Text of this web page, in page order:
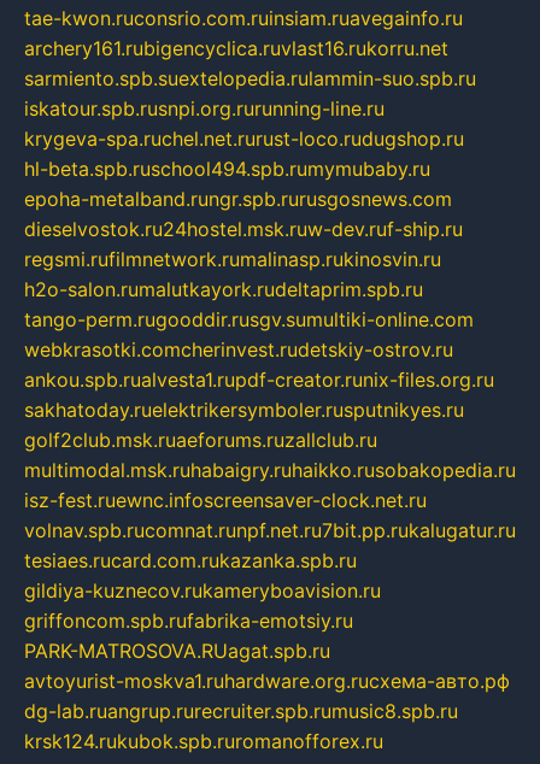
tae-kwon.ruconsrio.com.ruinsiam.ruavegainfo.ru
archery161.rubigencyclica.ruvlast16.rukorru.net
sarmiento.spb.suextelopedia.rulammin-suo.spb.ru
iskatour.spb.rusnpi.org.rurunning-line.ru
krygeva-spa.ruchel.net.rurust-loco.rudugshop.ru
hl-beta.spb.ruschool494.spb.rumymubaby.ru
epoha-metalband.rungr.spb.rurusgosnews.com
dieselvostok.ru24hostel.msk.ruw-dev.ruf-ship.ru
regsmi.rufilmnetwork.rumalinasp.rukinosvin.ru
h2o-salon.rumalutkayork.rudeltaprim.spb.ru
tango-perm.rugooddir.rusgv.sumultiki-online.com
webkrasotki.comcherinvest.rudetskiy-ostrov.ru
ankou.spb.rualvesta1.rupdf-creator.runix-files.org.ru
sakhatoday.ruelektrikersymboler.rusputnikyes.ru
golf2club.msk.ruaeforums.ruzallclub.ru
multimodal.msk.ruhabaigry.ruhaikko.rusobakopedia.ru
isz-fest.ruewnc.infoscreensaver-clock.net.ru
volnav.spb.rucomnat.runpf.net.ru7bit.pp.rukalugatur.ru
tesiaes.rucard.com.rukazanka.spb.ru
gildiya-kuznecov.rukameryboavision.ru
griffoncom.spb.rufabrika-emotsiy.ru
PARK-MATROSOVA.RUagat.spb.ru
avtoyurist-moskva1.ruhardware.org.ruсхема-авто.рф
dg-lab.ruangrup.rurecruiter.spb.rumusic8.spb.ru
krsk124.rukubok.spb.ruromanofforex.ru